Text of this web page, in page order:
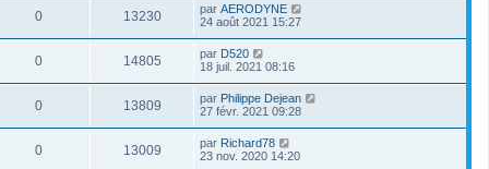
0 13230 par AERODYNE
24 août 2021 15:27
0 14805 par D520
18 juil. 2021 08:16
0 13809 par Philippe Dejean
27 févr. 2021 09:28
0 13009 par Richard78
23 nov. 2020 14:20